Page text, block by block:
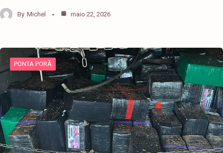
By Michel maio 22, 2026
PONTA PORÃ